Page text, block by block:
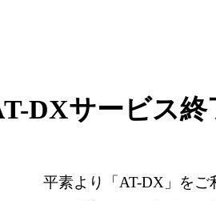
DXサービス
平素より「AT-DX」をご